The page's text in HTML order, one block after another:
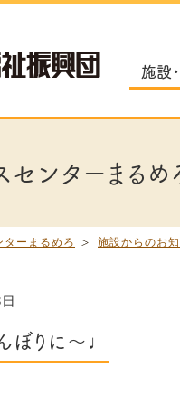
施設
ンターまるめ
ーまるめろ 施設からのお
ぼりに～♩